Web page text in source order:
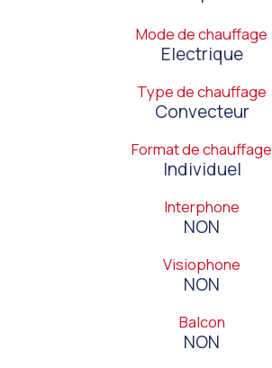
Mode de chauffage
Electrique
Type de chauffage
Convecteur
Format de chauffage
Individuel
Interphone
NON
Visiophone
NON
Balcon
NON